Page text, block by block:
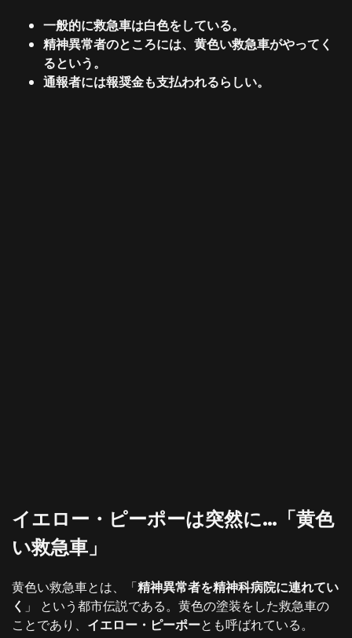
一般的に救急車は白色をしている。
精神異常者のところには、黄色い救急車がやってく
るという。
通報者には報奨金も支払われるらしい。
イエロー・ピーポーは突然に…「黄色
い救急車」
黄色い救急車とは、「精神異常者を精神科病院に連れてい
く 」 という都市伝説である。黄色の塗装をした救急車の
ことであり、 イエロー・ピーポーとも呼ばれている。